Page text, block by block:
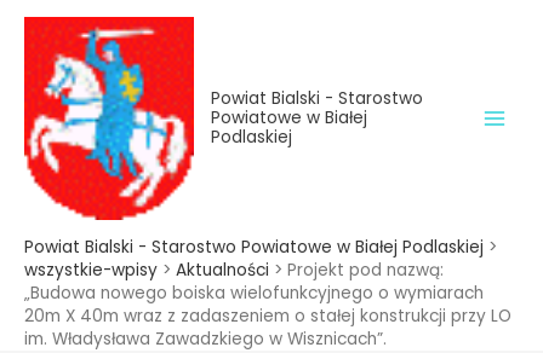
treści
Przejdź
treści
Powiat Bialski - Starostwo
Powiatowe w Białej
Podlaskiej
Powiat Bialski - Starostwo Powiatowe w Białej Podlaskiej >
wszystkie-wpisy > Aktualności > Projekt pod nazwą:
„Budowa nowego boiska wielofunkcyjnego o wymiarach
20m X 40m wraz z zadaszeniem o stałej konstrukcji przy LO
im. Władysława Zawadzkiego w Wisznicach”.